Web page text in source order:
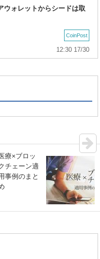
ウォレットからシードは取
CoinPost
12:30 17/30
療×ブロッ
チェーン適
事例のまと